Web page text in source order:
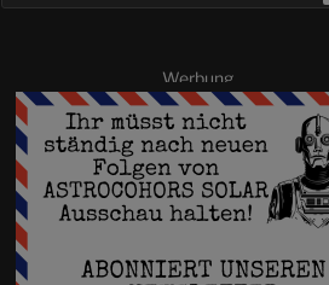
Werbung